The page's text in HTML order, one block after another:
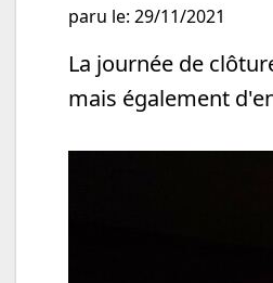
paru le: 29/11/2021
La journée de
mais également